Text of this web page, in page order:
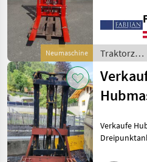
Neumaschine
Oberlenker
Hubkraft
/ Sonstige
Verkaufe